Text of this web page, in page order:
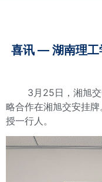
喜讯 — 湖南理工
3月25日，湘旭
略合作在湘旭交安挂牌
授一行人 。